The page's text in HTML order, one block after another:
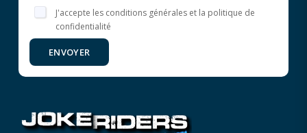
J'accepte les conditions générales et la politique de
confidentialité
ENVOYER